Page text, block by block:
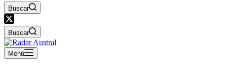
Buscar
Buscar
Menú